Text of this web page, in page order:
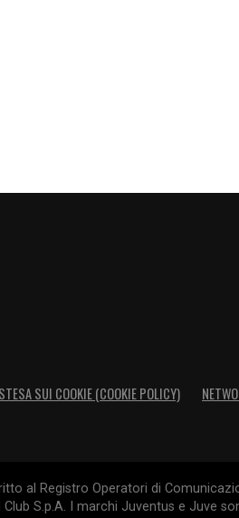
SUI COOKIE (COOKIE POLICY)
al Registro Operatori di
S.p.A. I marchi Juventus e Juve